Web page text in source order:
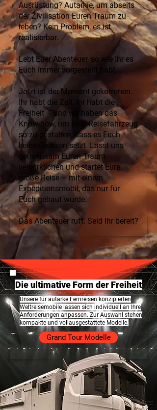
Ausrüstung? Autarkie, um abseits
der Zivilisation Euren Traum zu
leben? Kein Problem, es ist
realisierbar.
Lebt Euer Abenteuer, so wie Ihr es
Euch immer vorgestellt habt.
Jetzt ist der Moment gekommen.
Ihr habt die Zeit, Ihr habt die
Freiheit – und wir haben das
Know-how, um Euer Reisefahrzeug
so zu gestalten, dass es Euch
keine Grenzen setzt. Lasst uns
gemeinsam Euren Traum
verwirklichen und startet Eure
große Reise – mit einem
Expeditionsmobil, das nur für
Euch gebaut wurde.
Das Abenteuer ruft. Seid Ihr bereit?
Die ultimative Form der Freiheit
Unsere für autarke Fernreisen konzipierten
Weltreisemobile lassen sich individuell an Ihre
Anforderungen anpassen. Zur Auswahl stehen
kompakte und vollausgestattete Modelle.
Grand Tour Modelle